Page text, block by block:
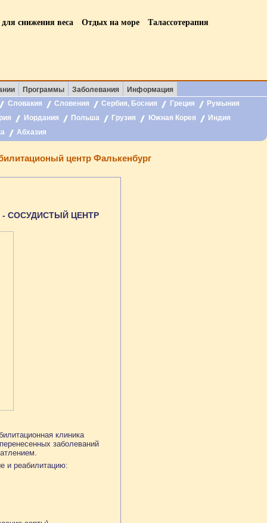
снижения веса Отдых на море Талассотерапия
Программы Заболевания
Информация
Словакия Словения Сербия, Босния Греция
Румыния
Иордания Польша Грузия Южная Корея
Индия
Абхазия
центр Фалькенбург
- СОСУДИСТЫЙ ЦЕНТР
клиника
заболеваний
и реабилитацию: